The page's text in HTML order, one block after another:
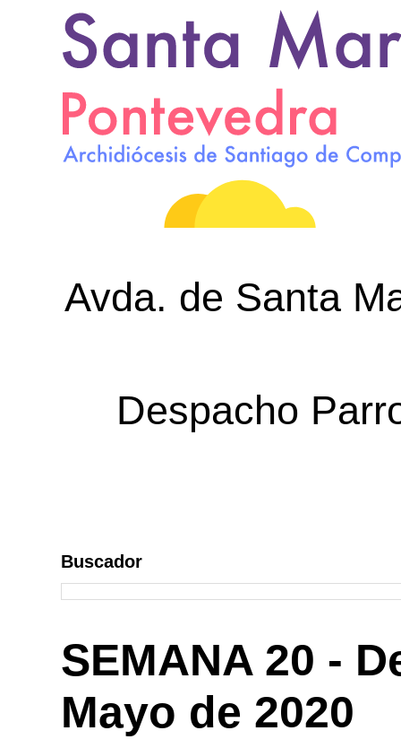
Avda. de Santa
Despacho
Buscador
SEMANA 20 -
Mayo de 2020